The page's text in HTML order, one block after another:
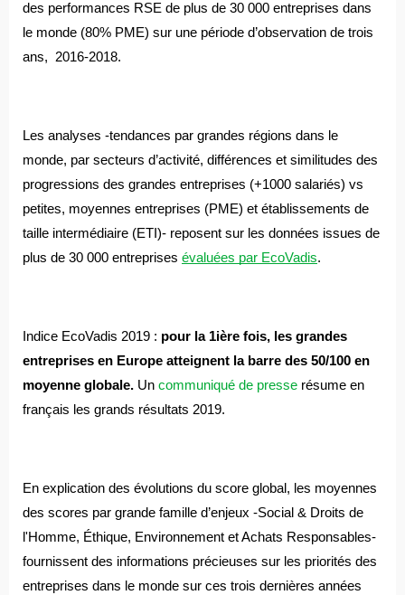
des performances RSE de plus de 30 000 entreprises dans
le monde (80% PME) sur une période d’observation de trois
ans,  2016-2018.
Les analyses -tendances par grandes régions dans le
monde, par secteurs d’activité, différences et similitudes des
progressions des grandes entreprises (+1000 salariés) vs
petites, moyennes entreprises (PME) et établissements de
taille intermédiaire (ETI)- reposent sur les données issues de
plus de 30 000 entreprises évaluées par EcoVadis.
Indice EcoVadis 2019 : pour la 1ière fois, les grandes
entreprises en Europe atteignent la barre des 50/100 en
moyenne globale. Un communiqué de presse résume en
français les grands résultats 2019.
En explication des évolutions du score global, les moyennes
des scores par grande famille d’enjeux -Social & Droits de
l'Homme, Éthique, Environnement et Achats Responsables-
fournissent des informations précieuses sur les priorités des
entreprises dans le monde sur ces trois dernières années